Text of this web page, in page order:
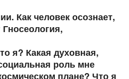
Как человек осознает,
я? Какая духовная,
роль мне
плане? Что я